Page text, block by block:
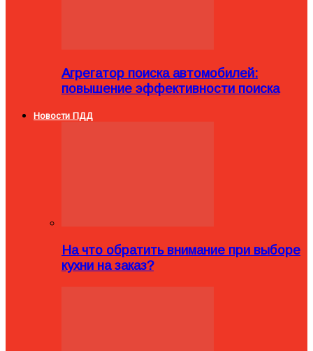
Агрегатор поиска автомобилей:
повышение эффективности поиска
Новости ПДД
На что обратить внимание при выборе
кухни на заказ?